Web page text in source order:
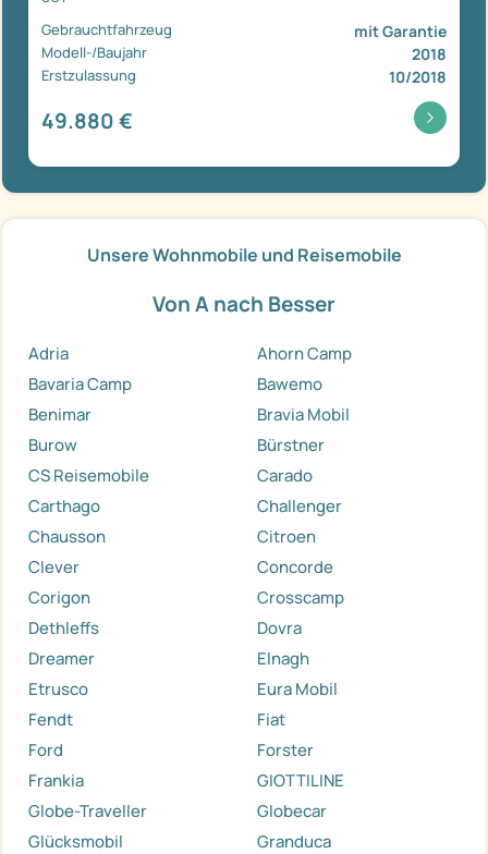
Gebrauchtfahrzeug mit Garantie
Modell-/Baujahr 2018
Erstzulassung 10/2018
49.880 €
Unsere Wohnmobile und Reisemobile
Von A nach Besser
Adria
Ahorn Camp
Bavaria Camp
Bawemo
Benimar
Bravia Mobil
Burow
Bürstner
CS Reisemobile
Carado
Carthago
Challenger
Chausson
Citroen
Clever
Concorde
Corigon
Crosscamp
Dethleffs
Dovra
Dreamer
Elnagh
Etrusco
Eura Mobil
Fendt
Fiat
Ford
Forster
Frankia
GIOTTILINE
Globe-Traveller
Globecar
Glücksmobil
Granduca